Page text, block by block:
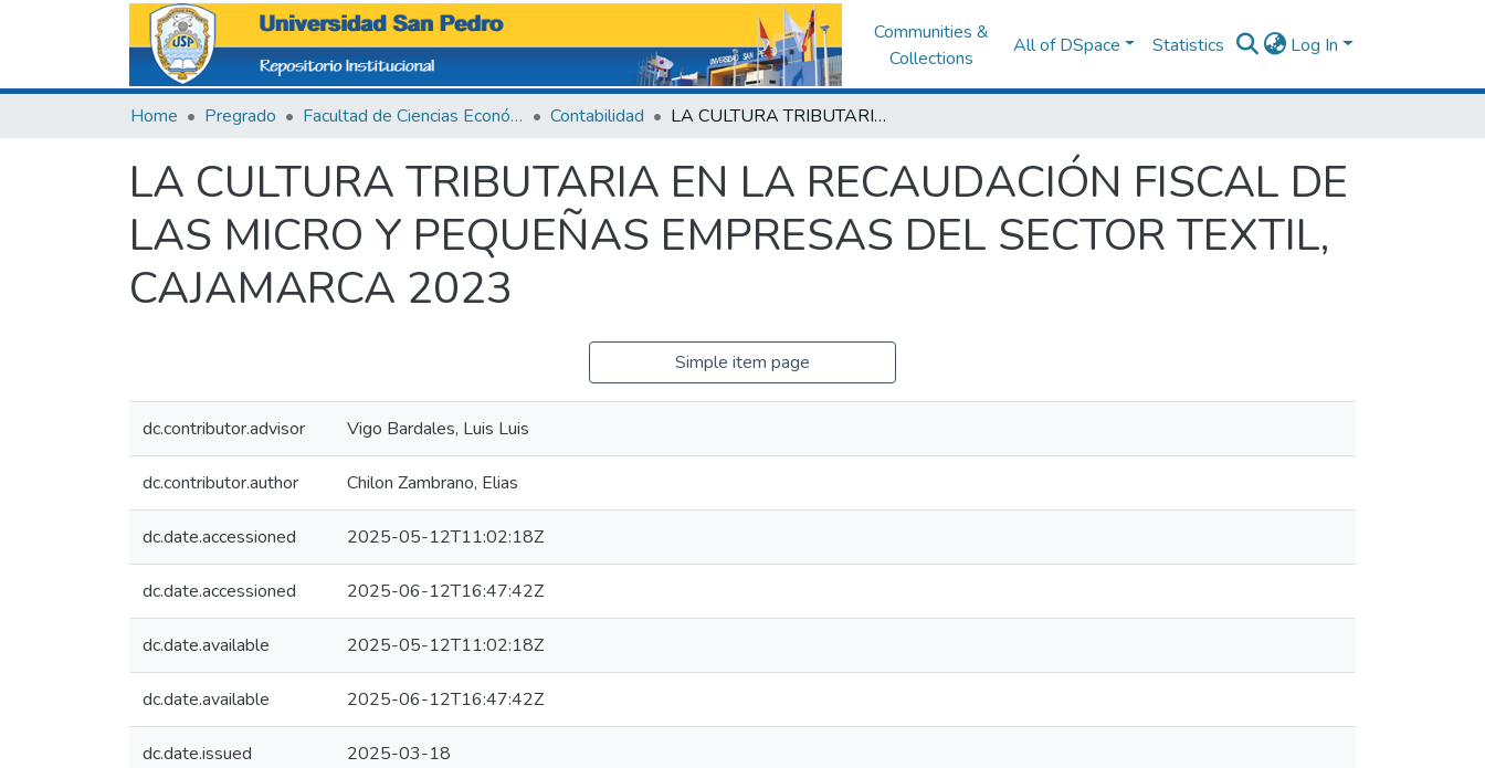
Communities &
Collections
All of DSpace Statistics Log In
Home Pregrado Facultad de Ciencias Económicas y Administrativas Contabilidad LA CULTURA TRIBUTARIA EN LA RECAUDACIÓN FISCAL DE LAS MICRO Y PEQUEÑAS EMPRESAS DEL SECTOR TEXTIL, CAJAMARCA 2023
LA CULTURA TRIBUTARIA EN LA RECAUDACIÓN FISCAL DE
LAS MICRO Y PEQUEÑAS EMPRESAS DEL SECTOR TEXTIL,
CAJAMARCA 2023
Simple item page
dc.contributor.advisor Vigo Bardales, Luis Luis
dc.contributor.author Chilon Zambrano, Elias
dc.date.accessioned 2025-05-12T11:02:18Z
dc.date.accessioned 2025-06-12T16:47:42Z
dc.date.available 2025-05-12T11:02:18Z
dc.date.available 2025-06-12T16:47:42Z
dc.date.issued 2025-03-18